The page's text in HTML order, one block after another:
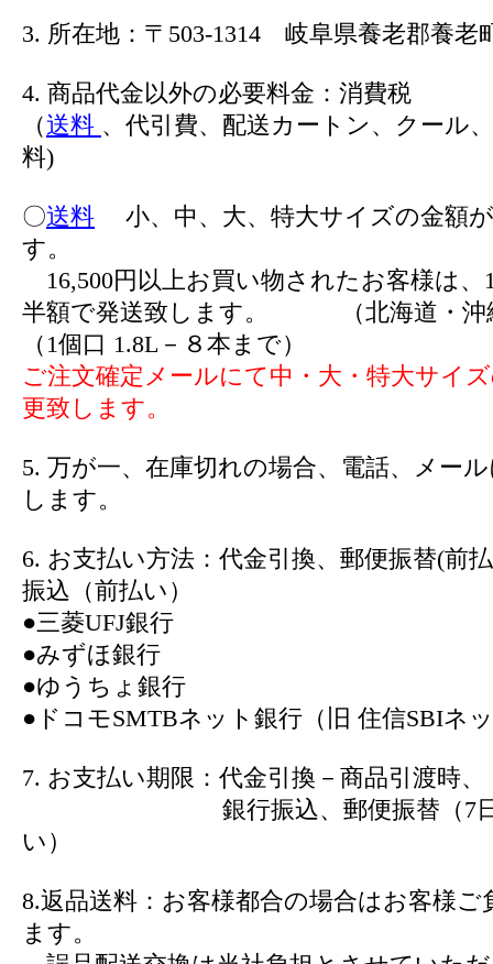
3. 所在地：〒503-1314 岐阜県養老郡養老
4. 商品代金以外の必要料金：消費税
（送料 、代引費、配送カートン、クール
料)
〇送料 小、中、大、特大サイズの金額
す。
16,500円以上お買い物されたお客様は、
半額で発送致します。 （北海道・沖
（1個口 1.8L－８本まで）
ご注文確定メールにて中・大・特大サイ
更致します。
5. 万が一、在庫切れの場合、電話、メー
します。
6. お支払い方法：代金引換、郵便振替(前
振込（前払い）
●三菱UFJ銀行
●みずほ銀行
●ゆうちょ銀行
●ドコモSMTBネット銀行（旧 住信SBIネ
7. お支払い期限：代金引換－商品引渡時、
銀行振込、郵便振替（7日
い）
8.返品送料：お客様都合の場合はお客様ご
ます。